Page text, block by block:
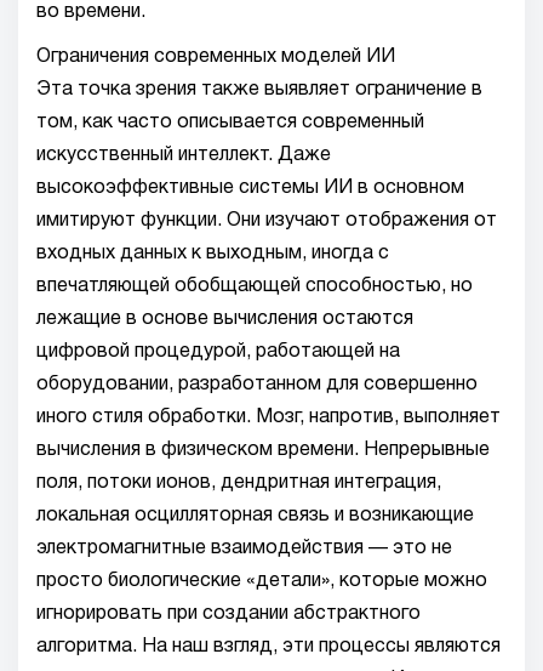
во времени.
Ограничения современных моделей ИИ
Эта точка зрения также выявляет ограничение в
том, как часто описывается современный
искусственный интеллект. Даже
высокоэффективные системы ИИ в основном
имитируют функции. Они изучают отображения от
входных данных к выходным, иногда с
впечатляющей обобщающей способностью, но
лежащие в основе вычисления остаются
цифровой процедурой, работающей на
оборудовании, разработанном для совершенно
иного стиля обработки. Мозг, напротив, выполняет
вычисления в физическом времени. Непрерывные
поля, потоки ионов, дендритная интеграция,
локальная осцилляторная связь и возникающие
электромагнитные взаимодействия — это не
просто биологические «детали», которые можно
игнорировать при создании абстрактного
алгоритма. На наш взгляд, эти процессы являются